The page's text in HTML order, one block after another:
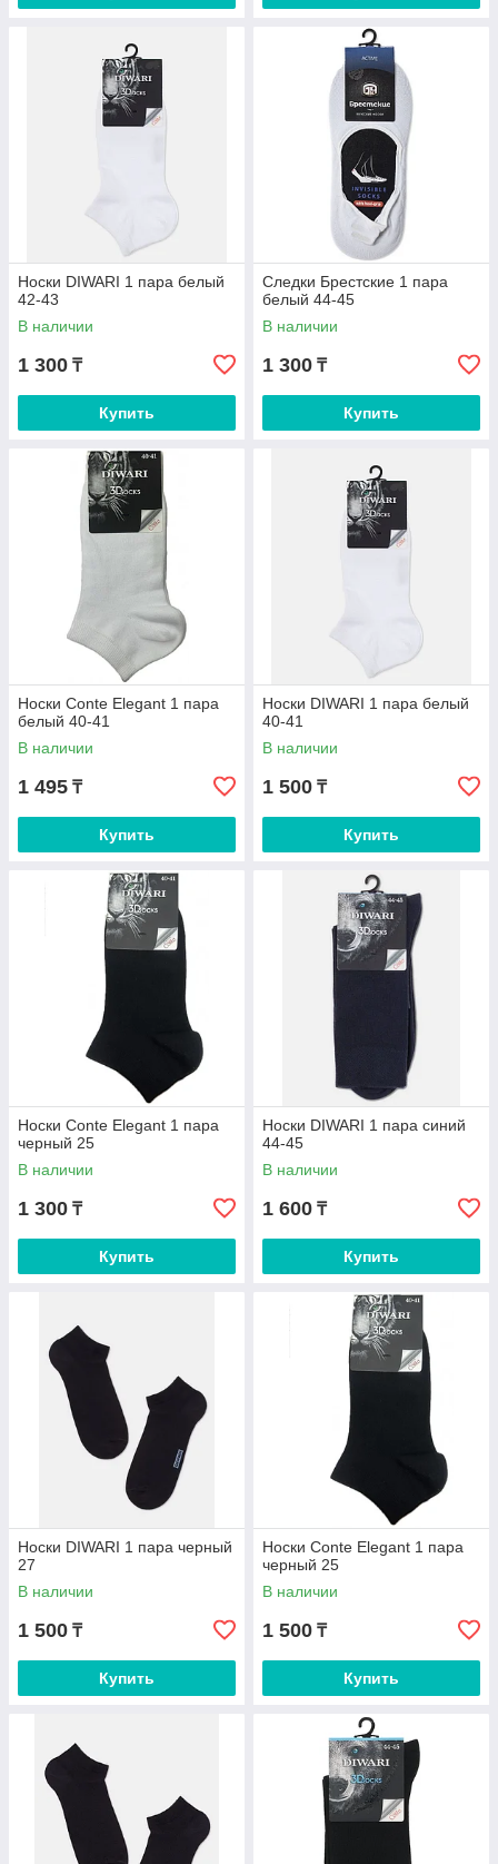
Носки DIWARI 1 пара белый
42-43
В наличии
1 300 ₸
Купить
Следки Брестские 1 пара
белый 44-45
В наличии
1 300 ₸
Купить
Носки Conte Elegant 1 пара
белый 40-41
В наличии
1 495 ₸
Купить
Носки DIWARI 1 пара белый
40-41
В наличии
1 500 ₸
Купить
Носки Conte Elegant 1 пара
черный 25
В наличии
1 300 ₸
Купить
Носки DIWARI 1 пара синий
44-45
В наличии
1 600 ₸
Купить
Носки DIWARI 1 пара черный
27
В наличии
1 500 ₸
Купить
Носки Conte Elegant 1 пара
черный 25
В наличии
1 500 ₸
Купить